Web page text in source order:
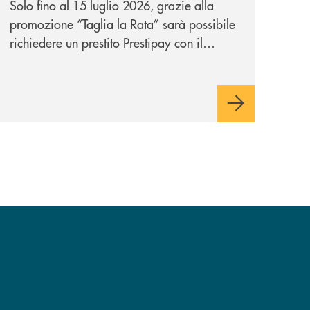
per te!
Solo fino al 15 luglio 2026, grazie alla
promozione “Taglia la Rata” sarà possibile
richiedere un prestito Prestipay con il